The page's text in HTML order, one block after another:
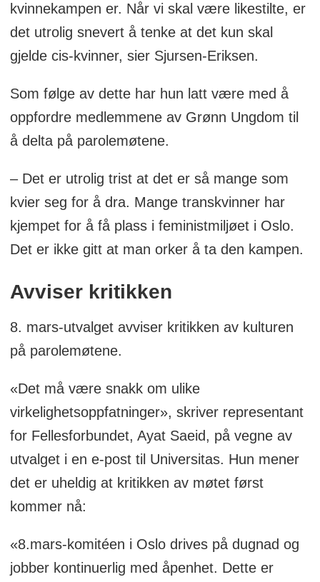
kvinnekampen er. Når vi skal være likestilte, er
det utrolig snevert å tenke at det kun skal
gjelde cis-kvinner, sier Sjursen-Eriksen.
Som følge av dette har hun latt være med å
oppfordre medlemmene av Grønn Ungdom til
å delta på parolemøtene.
– Det er utrolig trist at det er så mange som
kvier seg for å dra. Mange transkvinner har
kjempet for å få plass i feministmiljøet i Oslo.
Det er ikke gitt at man orker å ta den kampen.
Avviser kritikken
8. mars-utvalget avviser kritikken av kulturen
på parolemøtene.
«Det må være snakk om ulike
virkelighetsoppfatninger», skriver representant
for Fellesforbundet, Ayat Saeid, på vegne av
utvalget i en e-post til Universitas. Hun mener
det er uheldig at kritikken av møtet først
kommer nå:
«8.mars-komitéen i Oslo drives på dugnad og
jobber kontinuerlig med åpenhet. Dette er